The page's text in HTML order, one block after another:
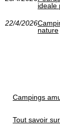
ideale
22/4/2026
nature
Campings
Tout savoir